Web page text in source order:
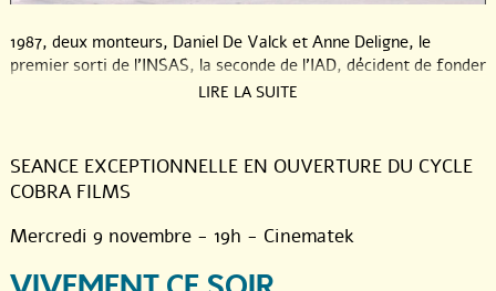
1987, deux monteurs, Daniel De Valck et Anne Deligne, le
premier sorti de l’INSAS, la seconde de l’IAD, décident de fonder
Cobra Films pour produire les documentaires qu’ils veulent
Christian Dotremont revendiquant pour les artistes la liberté du
geste créateur et le choix d’arpenter des chemins de traverse.
maquis. Depuis presque 30 ans, Cobra tient bon entre les
LIRE LA SUITE
SEANCE EXCEPTIONNELLE EN OUVERTURE DU CYCLE
COBRA FILMS
Mercredi 9 novembre - 19h - Cinematek